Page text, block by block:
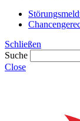
Schließen
Suche
Close